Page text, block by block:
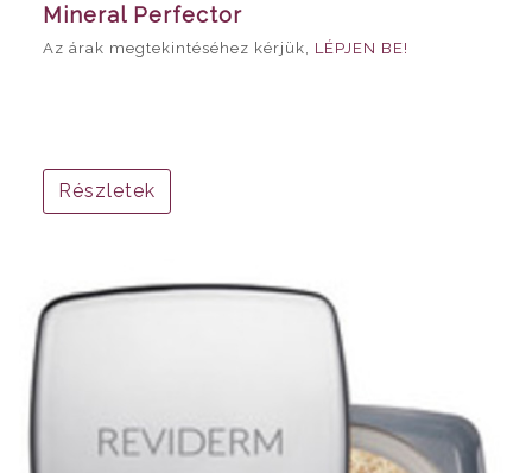
Mineral Perfector
Az árak megtekintéséhez kérjük, LÉPJEN BE!
Részletek